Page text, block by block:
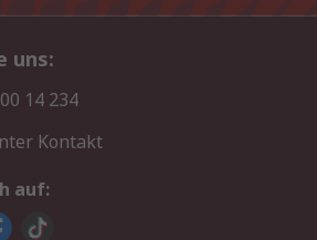
uns:
14 234
Kontakt
auf: